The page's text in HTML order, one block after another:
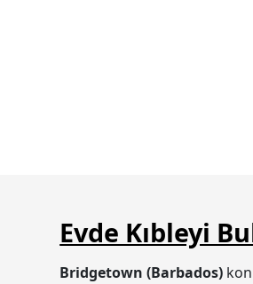
Evde Kıbleyi
Bridgetown (Barbados)